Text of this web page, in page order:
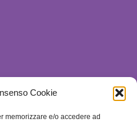
Cookie
memorizzare e/o accedere ad